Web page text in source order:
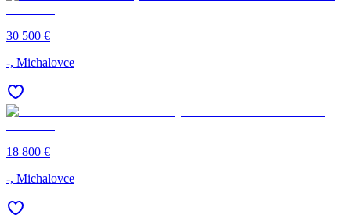
30 500 €
-, Michalovce
18 800 €
-, Michalovce